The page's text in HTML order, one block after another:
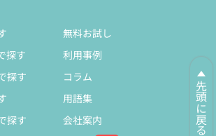
先頭に戻る
探す
探す
探す
無料お試し
利用事例
コラム
用語集
会社案内